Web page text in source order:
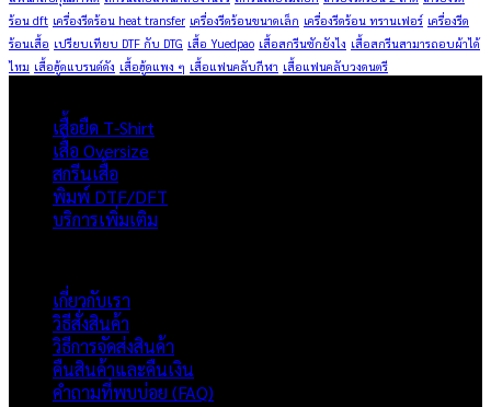
ร้อน dft เครื่องรีดร้อน heat transfer เครื่องรีดร้อนขนาดเล็ก เครื่องรีดร้อน ทรานเฟอร์ เครื่องรีด
ร้อนเสื้อ เปรียบเทียบ DTF กับ DTG เสื้อ Yuedpao เสื้อสกรีนซักยังไง เสื้อสกรีนสามารถอบผ้าได้
ไหม เสื้อฮู้ดแบรนด์ดัง เสื้อฮู้ดแพง ๆ เสื้อแฟนคลับกีฬา เสื้อแฟนคลับวงดนตรี
เสื้อยืด T-Shirt
เสื้อ Oversize
สกรีนเสื้อ
พิมพ์ DTF/DFT
บริการเพิ่มเติม
เกี่ยวกับเรา
วิธีสั่งสินค้า
วิธีการจัดส่งสินค้า
คืนสินค้าและคืนเงิน
คำถามที่พบบ่อย (FAQ)